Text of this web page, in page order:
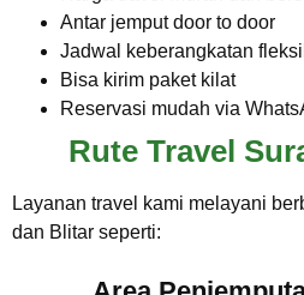
Antar jemput door to door
Jadwal keberangkatan
Bisa kirim paket kilat
Reservasi mudah via
Rute Travel
Layanan travel kami melayani
dan Blitar seperti: